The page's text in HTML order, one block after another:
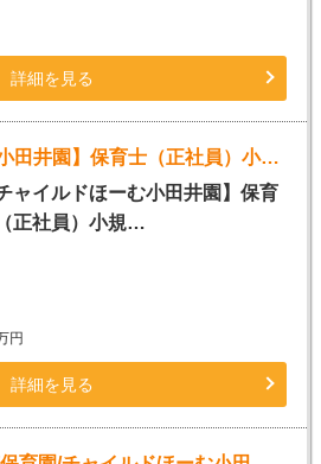
詳細を見る
【チャイルドほーむ小田井園】保育士（正社員）小規模保育園
チャイルドほーむ小田井園】保育
正社員）小規…
円
詳細を見る